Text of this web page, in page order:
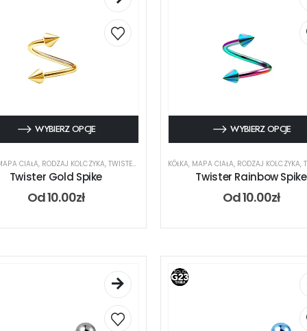
WYBIERZ OPCJE
CIAŁA, RODZAJ KOLCZYKA, TWISTER USTA
Twister Gold Spike
Od10.00zł
WYBIERZ OPCJE
KÓŁKA, MAPA CIAŁA, RODZAJ KOLCZYKA,
Twister Rainbow Spike
Od10.00zł